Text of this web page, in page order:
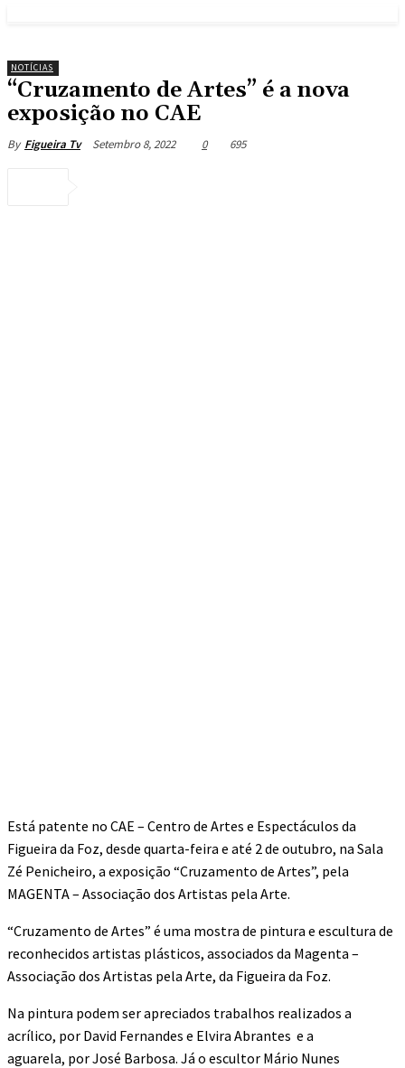
NOTÍCIAS
“Cruzamento de Artes” é a nova
exposição no CAE
By Figueira Tv Setembro 8, 2022 0 695
Está patente no CAE – Centro de Artes e Espectáculos da
Figueira da Foz, desde quarta-feira e até 2 de outubro, na Sala
Zé Penicheiro, a exposição “Cruzamento de Artes”, pela
MAGENTA – Associação dos Artistas pela Arte.
“Cruzamento de Artes” é uma mostra de pintura e escultura de
reconhecidos artistas plásticos, associados da Magenta –
Associação dos Artistas pela Arte, da Figueira da Foz.
Na pintura podem ser apreciados trabalhos realizados a
acrílico, por David Fernandes e Elvira Abrantes e a
aguarela, por José Barbosa. Já o escultor Mário Nunes